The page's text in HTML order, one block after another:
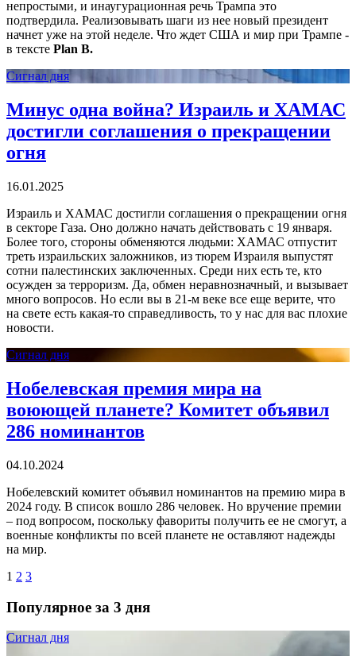
непростыми, и инаугурационная речь Трампа это
подтвердила. Реализовывать шаги из нее новый президент
начнет уже на этой неделе. Что ждет США и мир при Трампе -
в тексте Plan B.
Сигнал дня
Минус одна война? Израиль и ХАМАС
достигли соглашения о прекращении
огня
16.01.2025
Израиль и ХАМАС достигли соглашения о прекращении огня
в секторе Газа. Оно должно начать действовать с 19 января.
Более того, стороны обменяются людьми: ХАМАС отпустит
треть израильских заложников, из тюрем Израиля выпустят
сотни палестинских заключенных. Среди них есть те, кто
осужден за терроризм. Да, обмен неравнозначный, и вызывает
много вопросов. Но если вы в 21-м веке все еще верите, что
на свете есть какая-то справедливость, то у нас для вас плохие
новости.
Сигнал дня
Нобелевская премия мира на
воюющей планете? Комитет объявил
286 номинантов
04.10.2024
Нобелевский комитет объявил номинантов на премию мира в
2024 году. В список вошло 286 человек. Но вручение премии
– под вопросом, поскольку фавориты получить ее не смогут, а
военные конфликты по всей планете не оставляют надежды
на мир.
1 2 3
Популярное за 3 дня
Сигнал дня